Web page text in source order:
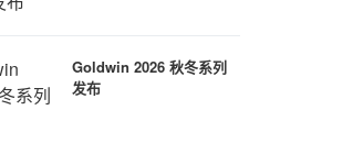
Goldwin 2026 秋冬系列
发布